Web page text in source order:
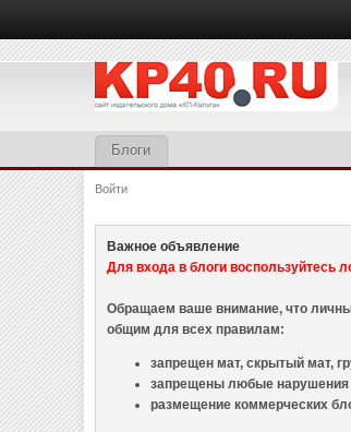
Блоги
Войти
Важное объявление
Для входа в блоги воспользуйтесь
Обращаем ваше внимание, что
общим для всех правилам:
запрещен мат, скрытый мат,
запрещены любые нарушения
размещение коммерческих